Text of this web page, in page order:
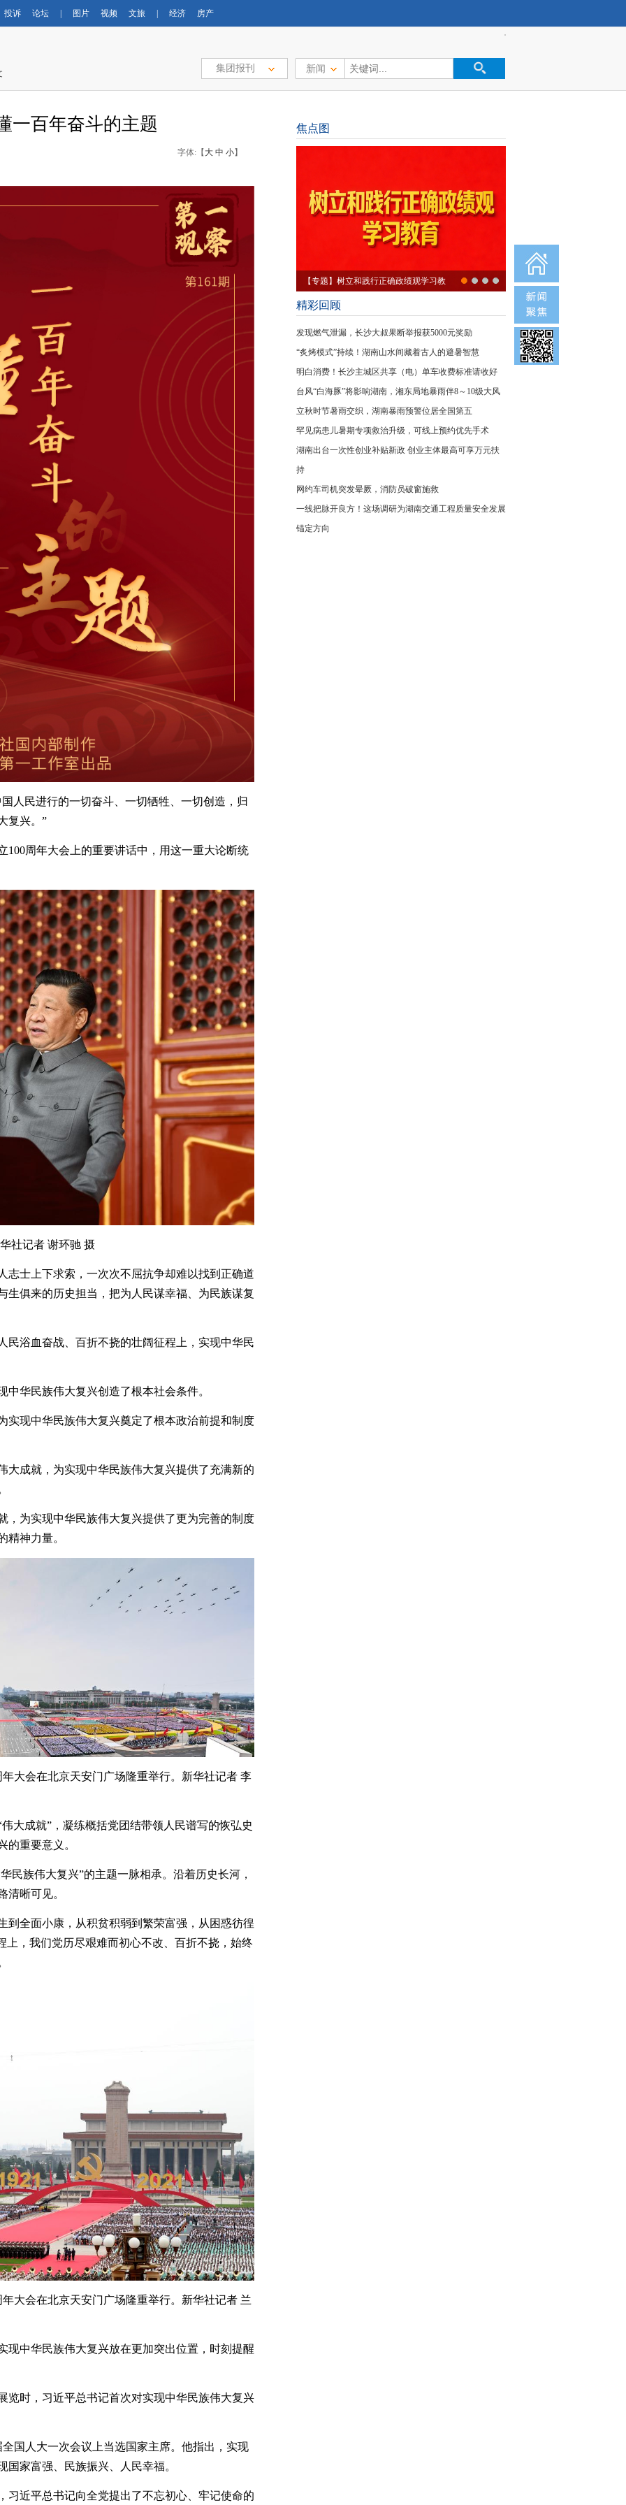
投诉 论坛 图片 视频 文旅 经济 房产
新闻
集团报刊
一百年奋斗的主题
字体:【 大 中 小】
人民进行的一切奋斗、一切牺牲、一切创造，归
复兴。”
100周年大会上的重要讲话中，用这一重大论断统
社记者 谢环驰 摄
志士上下求索，一次次不屈抗争却难以找到正确道
生俱来的历史担当，把为人民谋幸福、为民族谋复
民浴血奋战、百折不挠的壮阔征程上，实现中华民
华民族伟大复兴创造了根本社会条件。
实现中华民族伟大复兴奠定了根本政治前提和制度
大成就，为实现中华民族伟大复兴提供了充满新的
，为实现中华民族伟大复兴提供了更为完善的制度
精神力量。
大会在北京天安门广场隆重举行。新华社记者 李
大成就”，凝练概括党团结带领人民谱写的恢弘史
的重要意义。
民族伟大复兴”的主题一脉相承。沿着历史长河，
清晰可见。
到全面小康，从积贫积弱到繁荣富强，从困惑彷徨
，我们党历尽艰难而初心不改、百折不挠，始终
大会在北京天安门广场隆重举行。新华社记者 兰
现中华民族伟大复兴放在更加突出位置，时刻提醒
览时，习近平总书记首次对实现中华民族伟大复兴
国人大一次会议上当选国家主席。他指出，实现
家富强、民族振兴、人民幸福。
习近平总书记向全党提出了不忘初心、牢记使命的
焦点图
【专题】树立和践行正确政绩观学习教
育
精彩回顾
发现燃气泄漏，长沙大叔果断举报获5000元奖励
“炙烤模式”持续！湖南山水间藏着古人的避暑智慧
明白消费！长沙主城区共享（电）单车收费标准请收好
台风“白海豚”将影响湖南，湘东局地暴雨伴8～10级大风
立秋时节暑雨交织，湖南暴雨预警位居全国第五
罕见病患儿暑期专项救治升级，可线上预约优先手术
湖南出台一次性创业补贴新政 创业主体最高可享万元扶
持
网约车司机突发晕厥，消防员破窗施救
一线把脉开良方！这场调研为湖南交通工程质量安全发展
锚定方向